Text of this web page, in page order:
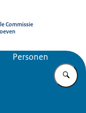
Commissie
Personen